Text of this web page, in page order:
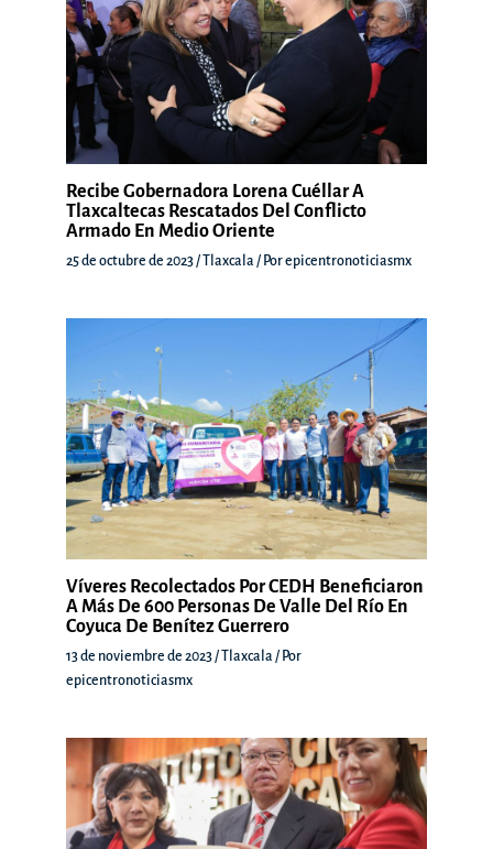
Recibe Gobernadora Lorena Cuéllar A
Tlaxcaltecas Rescatados Del Conflicto
Armado En Medio Oriente
25 de octubre de 2023/ Tlaxcala / Porepicentronoticiasmx
Víveres Recolectados Por CEDH Beneficiaron
A Más De 600 Personas De Valle Del Río En
Coyuca De Benítez Guerrero
13 de noviembre de 2023/ Tlaxcala / Por
epicentronoticiasmx